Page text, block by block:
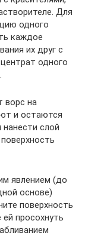
Для
одного
каждое
их друг с
одного
ворс на
и остаются
слой
явлением (до
основе)
поверхность
просохнуть